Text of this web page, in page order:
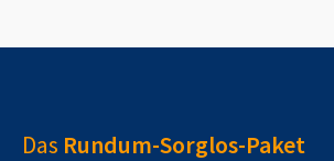
Das Rundum-Sorglos-Paket